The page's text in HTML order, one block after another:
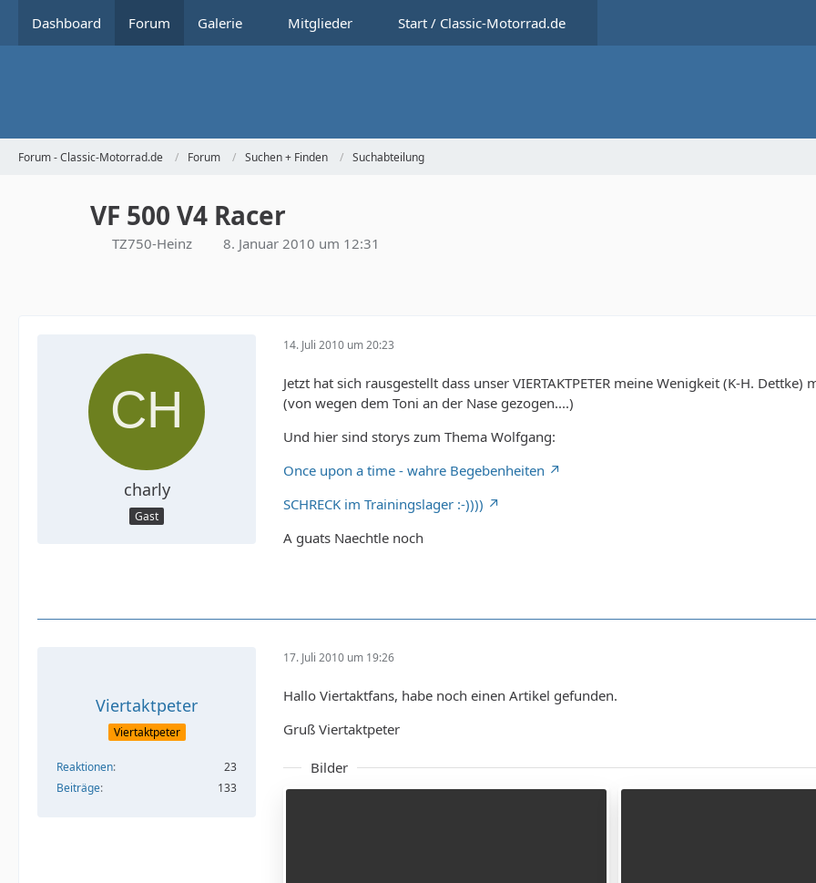
Dashboard Forum Galerie Mitglieder Start / Classic-Motorrad.de
Forum - Classic-Motorrad.de Forum Suchen + Finden Suchabteilung
VF 500 V4 Racer
TZ750-Heinz 8. Januar 2010 um 12:31
charly
Gast
14. Juli 2010 um 20:23
Jetzt hat sich rausgestellt dass unser VIERTAKTPETER meine Wenigkeit (K-H.
(von wegen dem Toni an der Nase gezogen....)
Und hier sind storys zum Thema Wolfgang:
Once upon a time - wahre Begebenheiten
SCHRECK im Trainingslager :-))))
A guats Naechtle noch
Viertaktpeter
Viertaktpeter
Reaktionen
23
Beiträge
133
17. Juli 2010 um 19:26
Hallo Viertaktfans, habe noch einen Artikel gefunden.
Gruß Viertaktpeter
Bilder